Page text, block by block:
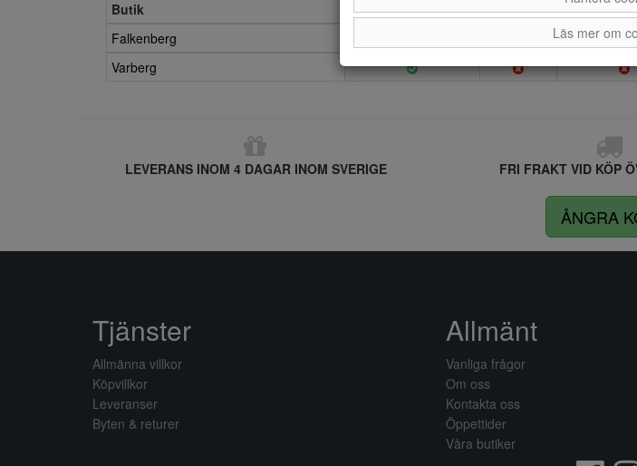
Butik
25/26 27 28/
Falkenberg
Varberg
LEVERANS INOM 4 DAGAR INOM SVERIGE FRI FRAKT VID KÖP
ÅNGRA
Läs mer om
Tjänster
Allmänna villkor
Köpvillkor
Leveranser
Byten & returer
Allmänt
Vanliga frågor
Om oss
Kontakta oss
Öppettider
Våra butiker